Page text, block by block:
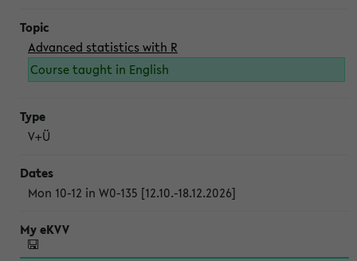
Advanced statistics with R
Course taught in English
V+Ü
Mon 10-12 in W0-135 [12.10.-18.12.2026]